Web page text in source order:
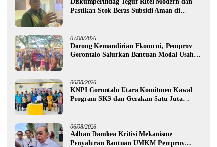
Diskumperindag Tegur Ritel Modern dan
Pastikan Stok Beras Subsidi Aman di
07/08/2026
Dorong Kemandirian Ekonomi, Pemprov
Gorontalo Salurkan Bantuan Modal Usaha
06/08/2026
KNPI Gorontalo Utara Komitmen Kawal
Program SKS dan Gerakan Satu Juta
06/08/2026
Adhan Dambea Kritisi Mekanisme
Penyaluran Bantuan UMKM Pemprov